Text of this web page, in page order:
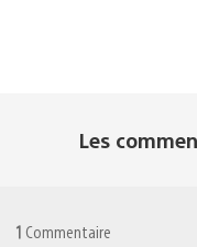
Les
1 Commentaire